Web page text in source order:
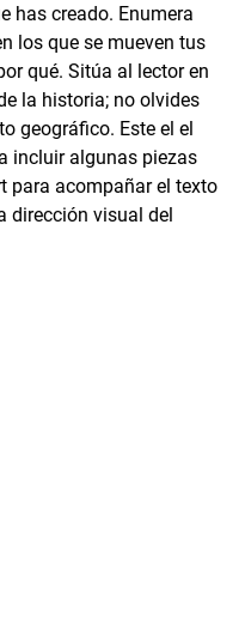
has creado. Enumera
los que se mueven tus
qué. Sitúa al lector en
la historia; no olvides
geográfico. Este el el
incluir algunas piezas
para acompañar el texto
dirección visual del